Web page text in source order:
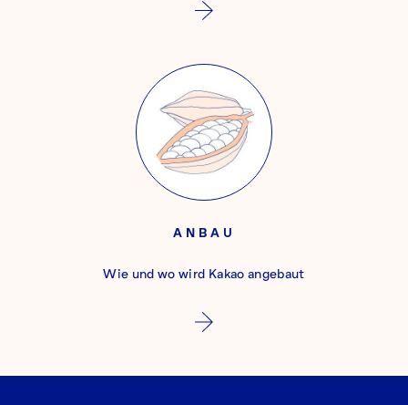
ANBAU
Wie und wo wird Kakao angebaut